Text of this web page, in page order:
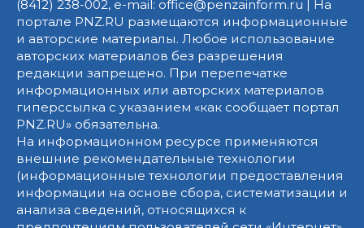
(8412) 238-002, e-mail: office@penzainform.ru | На
портале PNZ.RU размещаются информационные
и авторские материалы. Любое использование
авторских материалов без разрешения
редакции запрещено. При перепечатке
информационных или авторских материалов
гиперссылка с указанием «как сообщает портал
PNZ.RU» обязательна.
На информационном ресурсе применяются
внешние рекомендательные технологии
(информационные технологии предоставления
информации на основе сбора, систематизации и
анализа сведений, относящихся к